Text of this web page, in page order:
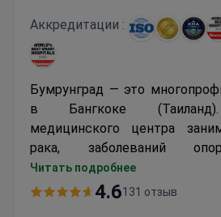
Аккредитации :
Бумрунград — это
в Бангкоке
медицинского центра
рака, заболеваний
аппарата, сердечно-
позвоночника.
Читать подробнее
4.6131 отзыв